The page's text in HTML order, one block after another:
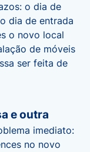
o dia de
dia de entrada
o novo local
de móveis
ser feita de
e outra
imediato:
no novo